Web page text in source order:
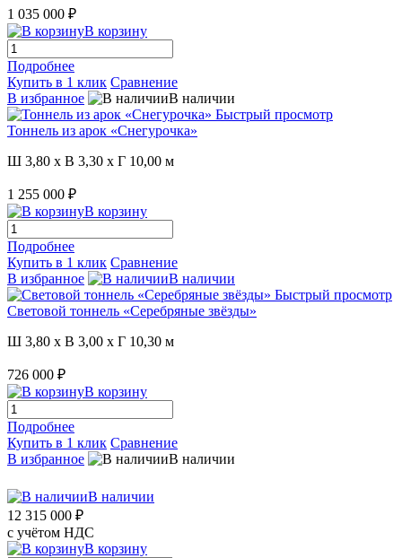
1 035 000 ₽
В корзину
Подробнее
Купить в 1 клик Сравнение
В избранное
В наличии
Быстрый просмотр
Тоннель из арок «Снегурочка»
Ш 3,80 x В 3,30 x Г 10,00 м
1 255 000 ₽
В корзину
Подробнее
Купить в 1 клик Сравнение
В избранное
В наличии
Быстрый просмотр
Световой тоннель «Серебряные звёзды»
Ш 3,80 x В 3,00 x Г 10,30 м
726 000 ₽
В корзину
Подробнее
Купить в 1 клик Сравнение
В избранное
В наличии
В наличии
12 315 000 ₽
с учётом НДС
В корзину